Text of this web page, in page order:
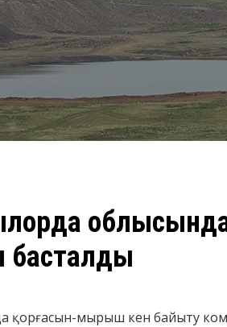
қорғасын-мырыш кен байыту